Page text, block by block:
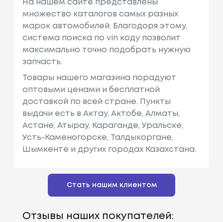
На нашем сайте представлены
множество каталогов самых разных
марок автомобилей. Благодоря этому,
система поиска по vin коду позволит
максимально точно подобрать нужную
запчасть.
Товары нашего магазина порадуют
оптовыми ценами и бесплатной
доставкой по всей стране. Пункты
выдачи есть в Актау, Актобе, Алматы,
Астане, Атырау, Караганде, Уральске,
Усть-Каменогорске, Талдыкоргане,
Шымкенте и других городах Казахстана.
Стать нашим клиентом
Отзывы наших покупателей: